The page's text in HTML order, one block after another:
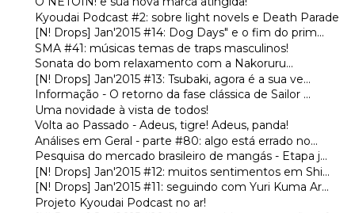
Kyoudai Podcast #2: sobre light novels e Death Parade
[N! Drops] Jan'2015 #14: Dog Days" e o fim do prim...
SMA #41: músicas temas de traps masculinos!
Sonata do bom relaxamento com a Nakoruru...
[N! Drops] Jan'2015 #13: Tsubaki, agora é a sua ve...
Informação - O retorno da fase clássica de Sailor ...
Uma novidade à vista de todos!
Volta ao Passado - Adeus, tigre! Adeus, panda!
Análises em Geral - parte #80: algo está errado no...
Pesquisa do mercado brasileiro de mangás - Etapa j...
[N! Drops] Jan'2015 #12: muitos sentimentos em Shi...
[N! Drops] Jan'2015 #11: seguindo com Yuri Kuma Ar...
Projeto Kyoudai Podcast no ar!